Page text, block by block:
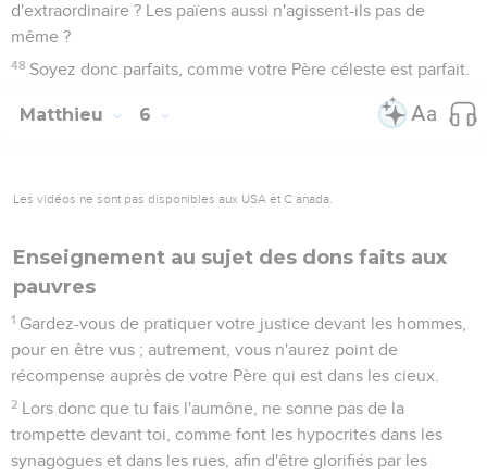
d'extraordinaire ? Les païens aussi n'agissent-ils pas de
même ?
48 Soyez donc parfaits, comme votre Père céleste est parfait.
Matthieu 6
Les vidéos ne sont pas disponibles aux USA et C anada.
Enseignement au sujet des dons faits aux
pauvres
1 Gardez-vous de pratiquer votre justice devant les hommes,
pour en être vus ; autrement, vous n'aurez point de
récompense auprès de votre Père qui est dans les cieux.
2 Lors donc que tu fais l'aumône, ne sonne pas de la
trompette devant toi, comme font les hypocrites dans les
synagogues et dans les rues, afin d'être glorifiés par les